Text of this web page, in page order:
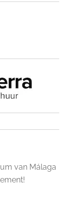
van Málaga